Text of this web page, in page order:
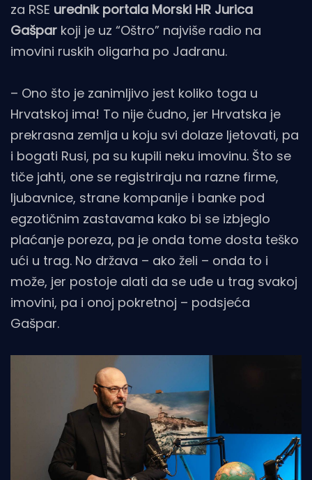
za RSE urednik portala Morski HR Jurica
Gašpar koji je uz “Oštro” najviše radio na
imovini ruskih oligarha po Jadranu.
– Ono što je zanimljivo jest koliko toga u
Hrvatskoj ima! To nije čudno, jer Hrvatska je
prekrasna zemlja u koju svi dolaze ljetovati, pa
i bogati Rusi, pa su kupili neku imovinu. Što se
tiče jahti, one se registriraju na razne firme,
ljubavnice, strane kompanije i banke pod
egzotičnim zastavama kako bi se izbjeglo
plaćanje poreza, pa je onda tome dosta teško
ući u trag. No država – ako želi – onda to i
može, jer postoje alati da se uđe u trag svakoj
imovini, pa i onoj pokretnoj – podsjeća
Gašpar.